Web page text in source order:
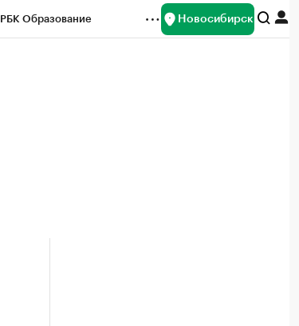
РБК Образование Новосибирск